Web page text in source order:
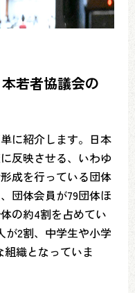
若者協議会の
に紹介します。日本
反映させる、いわゆ
成を行っている団体
団体会員が79団体ほ
の約4割を占めてい
が2割、中学生や小学
織となっていま